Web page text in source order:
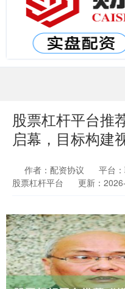
股票杠杆平台推
启幕，目标构建
作者：配资协议
平台
股票杠杆平台
更新：